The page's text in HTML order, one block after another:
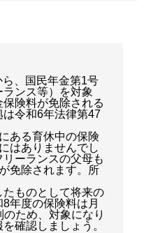
、国民年金第1号
ンス等）を対象
険料が免除される
令和6年法律第47
ある育休中の保険
はありませんでし
ーランスの父母も
免除されます。所
ものとして将来の
年度の保険料は月
ため、対象になり
確認しましょう。